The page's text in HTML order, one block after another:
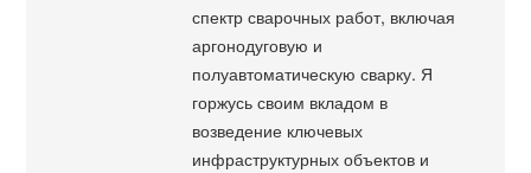
спектр сварочных работ, включая
аргонодуговую и
полуавтоматическую сварку. Я
горжусь своим вкладом в
возведение ключевых
инфраструктурных объектов и